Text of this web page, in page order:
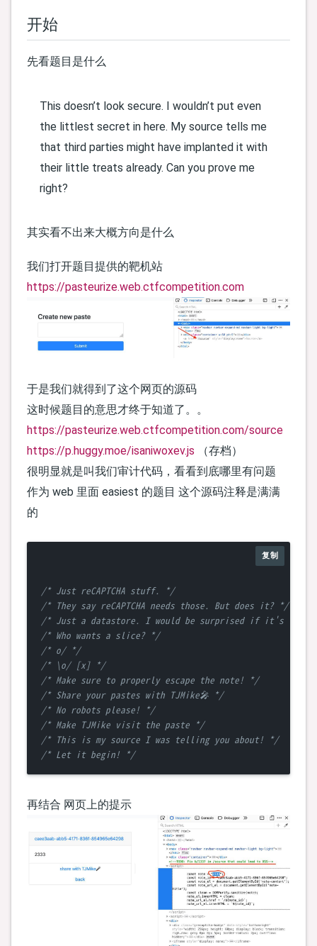
开始
先看题目是什么
This doesn’t look secure. I wouldn’t put even
the littlest secret in here. My source tells me
that third parties might have implanted it with
their little treats already. Can you prove me
right?
其实看不出来大概方向是什么
我们打开题目提供的靶机站
https://pasteurize.web.ctfcompetition.com
于是我们就得到了这个网页的源码
这时候题目的意思才终于知道了。。
https://pasteurize.web.ctfcompetition.com/source
https://p.huggy.moe/isaniwoxev.js （存档）
很明显就是叫我们审计代码，看看到底哪里有问题
作为 web 里面 easiest 的题目 这个源码注释是满满
的
复制
/* Just reCAPTCHA stuff. */
/* They say reCAPTCHA needs those. But does it? */
/* Just a datastore. I would be surprised if it's
/* Who wants a slice? */
/* o/ */
/* \o/ [x] */
/* Make sure to properly escape the note! */
/* Share your pastes with TJMike🎤 */
/* No robots please! */
/* Make TJMike visit the paste */
/* This is my source I was telling you about! */
/* Let it begin! */
再结合 网页上的提示